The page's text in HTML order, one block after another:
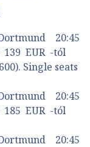
20:45
139 EUR -tól
Single seats
20:45
185 EUR -tól
20:45